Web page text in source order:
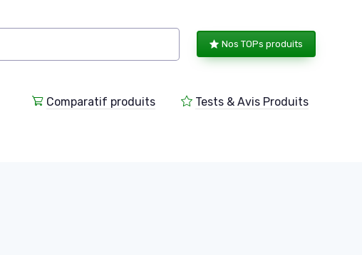
Nos TOPs produits
Comparatif produits Tests & Avis Produits